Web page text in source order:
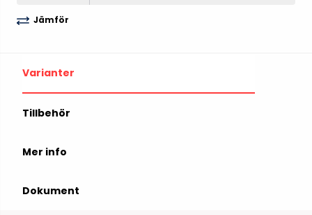
Jämför
Varianter
Tillbehör
Mer info
Dokument